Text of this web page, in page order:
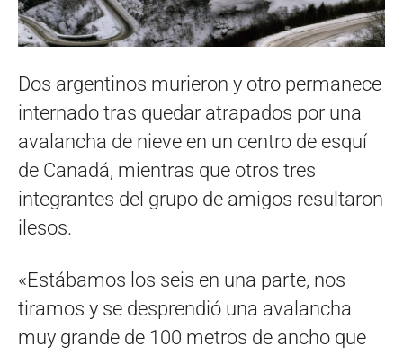
Dos argentinos murieron y otro permanece
internado tras quedar atrapados por una
avalancha de nieve en un centro de esquí
de Canadá, mientras que otros tres
integrantes del grupo de amigos resultaron
ilesos.
«Estábamos los seis en una parte, nos
tiramos y se desprendió una avalancha
muy grande de 100 metros de ancho que